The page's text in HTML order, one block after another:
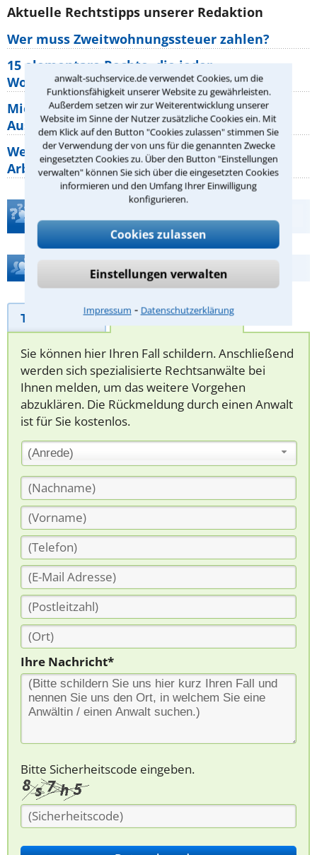
anwalt-suchservice.de verwendet Cookies, um die
Funktionsfähigkeit unserer Website zu gewährleisten.
Außerdem setzen wir zur Weiterentwicklung unserer
Website im Sinne der Nutzer zusätzliche Cookies ein. Mit
dem Klick auf den Button "Cookies zulassen" stimmen Sie
der Verwendung der von uns für die genannten Zwecke
eingesetzten Cookies zu. Über den Button "Einstellungen
verwalten" können Sie sich über die eingesetzten Cookies
informieren und den Umfang Ihrer Einwilligung
konfigurieren.
Cookies zulassen
Einstellungen verwalten
Impressum ⁃ Datenschutzerklärung
Aktuelle Rechtstipps unserer Redaktion
Wer muss Zweitwohnungssteuer zahlen?
15 elementare Rechte, die jeder
Wohnungseigentümer kennen sollte
Mietpreisbremse 2026: Alle Regeln,
Ausnahmen und Rechte für Mieter
Welche Regeln für Teilnahme, Urlaub,
Arbeitszeit gelten beim
Hilfe bei Ihrer Anwaltsuche?
Telefonhilfe Beratungsanfrage
Sie können hier Ihren Fall schildern. Anschließend
werden sich spezialisierte Rechtsanwälte bei
Ihnen melden, um das weitere Vorgehen
abzuklären. Die Rückmeldung durch einen Anwalt
ist für Sie kostenlos.
(Anrede)
Ihre Nachricht*
Bitte Sicherheitscode eingeben.